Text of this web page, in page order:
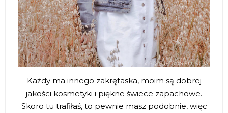
Każdy ma innego zakrętaska, moim są dobrej
jakości kosmetyki i piękne świece zapachowe.
Skoro tu trafiłaś, to pewnie masz podobnie, więc